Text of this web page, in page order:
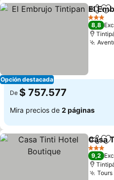
Opción destacada
El
3 Estrellas
8,8
De $ 757.577
Mira precios de 2 páginas
Casa
3 Estrellas
9,2